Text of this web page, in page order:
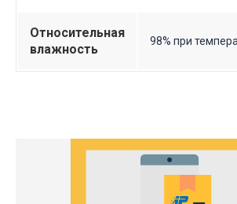
Относительная
влажность
98% при